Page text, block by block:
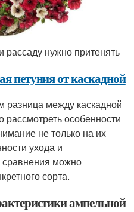
нужно притенять
петуния от каскадной
разница между каскадной
особенности
не только на их
ухода и
можно
сорта.
ампельной